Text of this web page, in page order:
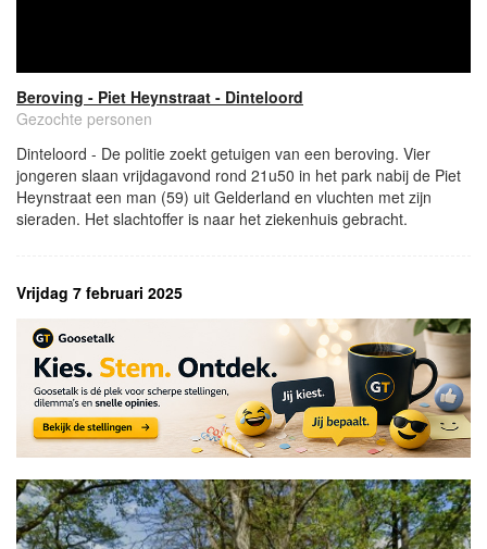
Beroving - Piet Heynstraat - Dinteloord
Gezochte personen
Dinteloord - De politie zoekt getuigen van een beroving. Vier
jongeren slaan vrijdagavond rond 21u50 in het park nabij de Piet
Heynstraat een man (59) uit Gelderland en vluchten met zijn
sieraden. Het slachtoffer is naar het ziekenhuis gebracht.
Vrijdag 7 februari 2025